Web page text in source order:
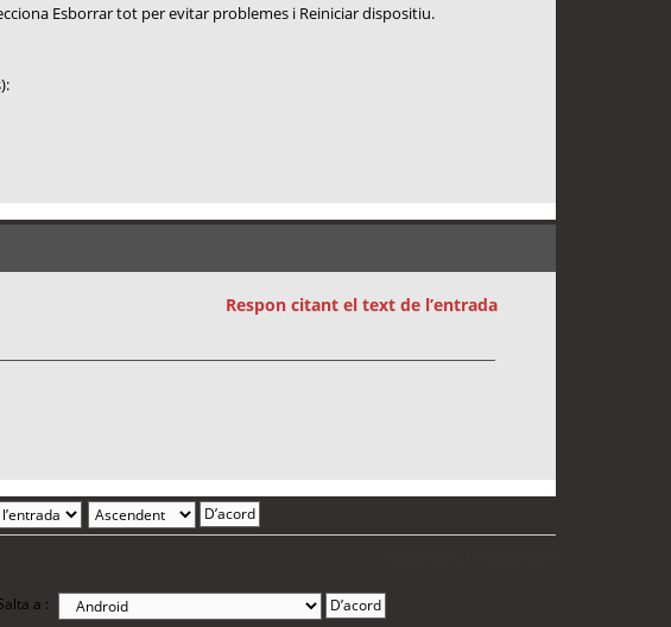
Esborrar tot per evitar problemes i Reiniciar dispositiu.
Respon citant el text de l’entrada
a :